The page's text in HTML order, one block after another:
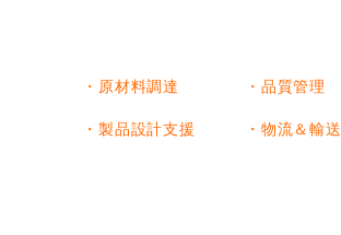
・原材料調達
・製品設計支援
・品質管理
・物流＆輸送